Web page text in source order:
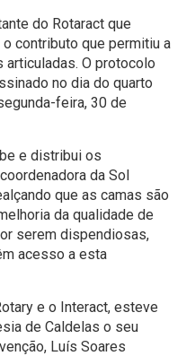
do Rotaract que
contributo que permitiu a
articuladas. O protocolo
no dia do quarto
feira, 30 de
e distribui os
da Sol
que as camas são
da qualidade de
serem dispendiosas,
acesso a esta
e o Interact, esteve
de Caldelas o seu
Luís Soares